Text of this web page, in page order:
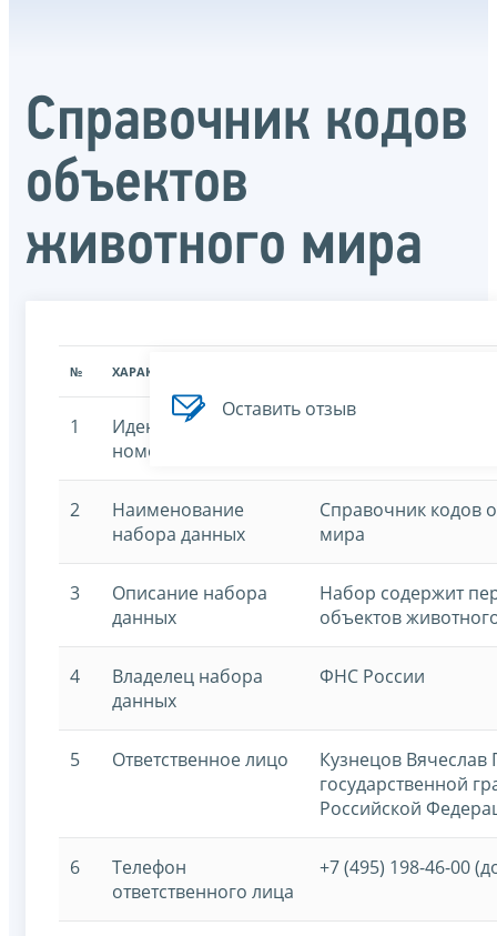
Справочник кодов
объектов
животного мира
№ ХАРАКТЕРИСТИКА
1
Идентификационный
номер
2
Наименование
набора данных
Справочник кодов
мира
3
Описание набора
данных
Набор содержит
объектов
4
Владелец набора
данных
ФНС России
5 Ответственное лицо
Кузнецов
государственной
Российской
6
Телефон
ответственного лица
+7 (495) 198-46-00
Оставить отзыв